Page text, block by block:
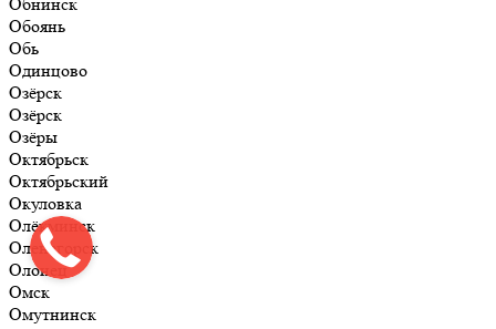
Обоянь
Обь
Одинцово
Озёрск
Озёрск
Озёры
Октябрьск
Октябрьский
Окуловка
Олёкминск
Оленегорск
Олонец
Омск
Омутнинск